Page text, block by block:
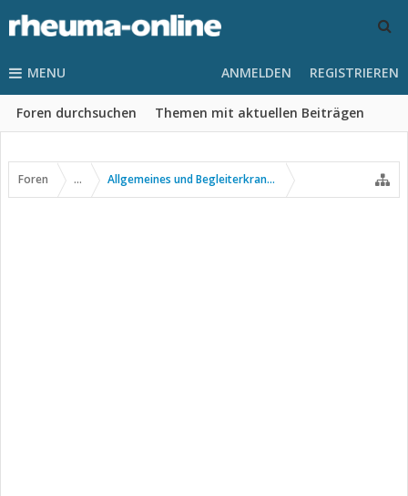
MENU
Foren durchsuchen Themen mit aktuellen Beiträgen
ANMELDEN REGISTRIEREN
Foren ... Allgemeines und Begleiterkrankungen